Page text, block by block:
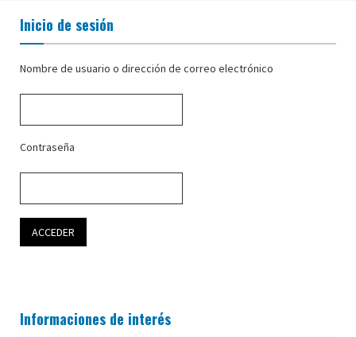
Inicio de sesión
Nombre de usuario o dirección de correo electrónico
Contraseña
Informaciones de interés